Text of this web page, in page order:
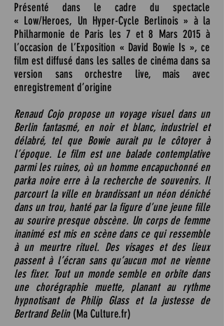
Présenté dans le cadre du spectacle
« Low/Heroes, Un Hyper-Cycle Berlinois » à la
Philharmonie de Paris les 7 et 8 Mars 2015 à
l’occasion de l’Exposition « David Bowie Is », ce
film est diffusé dans les salles de cinéma dans sa
version sans orchestre live, mais avec
enregistrement d’origine
Renaud Cojo propose un voyage visuel dans un
Berlin fantasmé, en noir et blanc, industriel et
délabré, tel que Bowie aurait pu le côtoyer à
l’époque. Le film est une balade contemplative
parmi les ruines, où un homme encapuchonné en
parka noire erre à la recherche de souvenirs. Il
parcourt la ville en brandissant un néon déniché
dans un trou, hanté par la figure d’une jeune fille
au sourire presque obscène. Un corps de femme
inanimé est mis en scène dans ce qui ressemble
à un meurtre rituel. Des visages et des lieux
passent à l’écran sans qu’aucun mot ne vienne
les fixer. Tout un monde semble en orbite dans
une chorégraphie muette, planant au rythme
hypnotisant de Philip Glass et la justesse de
Bertrand Belin(Ma Culture.fr)